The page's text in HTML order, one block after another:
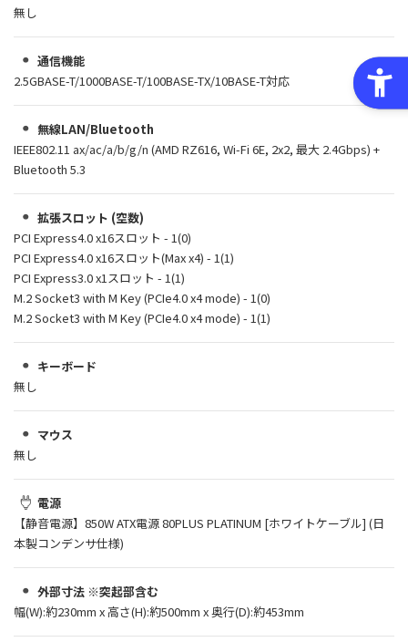
無し
通信機能
2.5GBASE-T/1000BASE-T/100BASE-TX/10BASE-T対応
無線LAN/Bluetooth
IEEE802.11 ax/ac/a/b/g/n (AMD RZ616, Wi-Fi 6E, 2x2, 最大 2.4Gbps) +
Bluetooth 5.3
拡張スロット (空数)
PCI Express4.0 x16スロット - 1(0)
PCI Express4.0 x16スロット(Max x4) - 1(1)
PCI Express3.0 x1スロット - 1(1)
M.2 Socket3 with M Key (PCIe4.0 x4 mode) - 1(0)
M.2 Socket3 with M Key (PCIe4.0 x4 mode) - 1(1)
キーボード
無し
マウス
無し
電源
【静音電源】850W ATX電源 80PLUS PLATINUM [ホワイトケーブル] (日
本製コンデンサ仕様)
外部寸法 ※突起部含む
幅(W):約230mm x 高さ(H):約500mm x 奥行(D):約453mm